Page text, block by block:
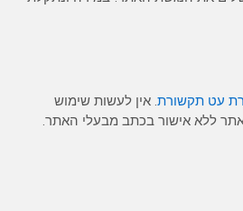
עט תקשורת. אין לעשות שימוש
ללא אישור בכתב מבעלי האתר.